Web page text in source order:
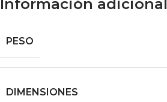
Información adicional
PESO
DIMENSIONES